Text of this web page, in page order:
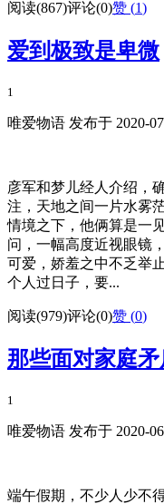
阅读(867)评论(0)赞 (1)
爱到极致是卑微
1
唯爱物语 发布于 2020-
彦军和梦儿经人介绍，
注，天地之间一片水雾
情境之下，他俩算是一
问，一幅高度近视眼镜
可爱，娇羞之中不乏举
个人过日子，要...
阅读(979)评论(0)赞 (0)
那些面对家庭
1
唯爱物语 发布于 2020-
端午假期，不少人少不